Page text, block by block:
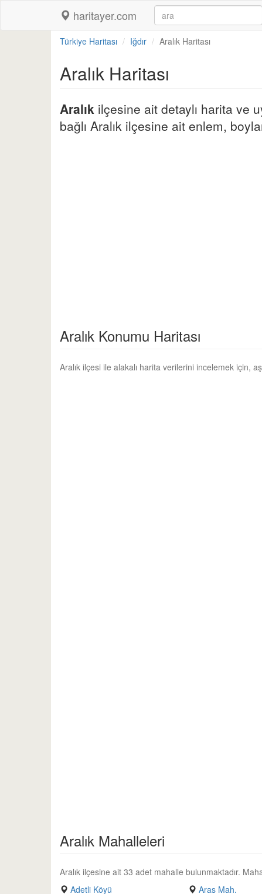
haritayer.com
Türkiye Haritası Iğdır Aralık Haritası
Aralık Haritası
Aralık ilçesine ait detaylı harita ve
bağlı Aralık ilçesine ait enlem,
Aralık Konumu Haritası
Aralık ilçesi ile alakalı harita verilerini incelemek için,
Aralık Mahalleleri
Aralık ilçesine ait 33 adet mahalle bulunmaktadır.
Adetli Köyü
Aras Mah.